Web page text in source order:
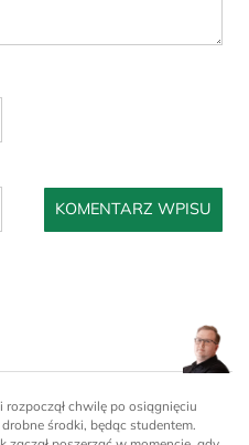
rozpoczął chwilę po osiągnięciu
środki, będąc studentem.